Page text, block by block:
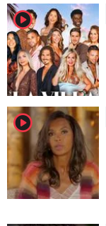
player2
player2